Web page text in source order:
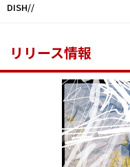
DISH//
リリース情報